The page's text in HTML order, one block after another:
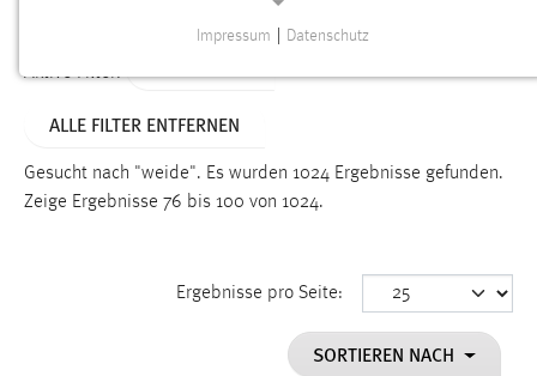
Aktive Filter:
ALLE FILTER ENTFERNEN
Gesucht nach "weide". Es wurden 1024 Ergebnisse gefunden.
Zeige Ergebnisse 76 bis 100 von 1024.
Ergebnisse pro Seite:
SORTIEREN NACH
Funktionen und sind für die einwandfreie Funktion der
Einverständnis
cookie_consent
Dieser Cookie speichert die ausgewählten Einverständnis-
Impressum Datenschutz